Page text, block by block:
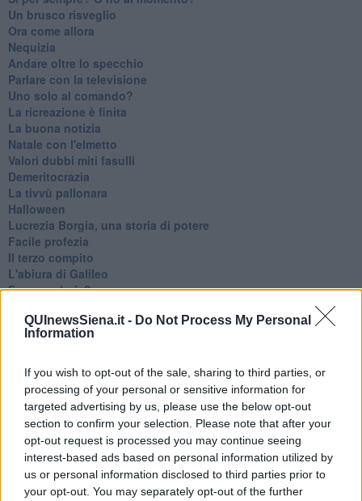
QUInewsSiena.it - Do Not Process My Personal
Information
If you wish to opt-out of the sale, sharing to third parties, or
processing of your personal or sensitive information for
targeted advertising by us, please use the below opt-out
section to confirm your selection. Please note that after your
opt-out request is processed you may continue seeing
interest-based ads based on personal information utilized by
us or personal information disclosed to third parties prior to
your opt-out. You may separately opt-out of the further
Un brusco risveglio
Ora come allora
Nequizia
Andare oltre lo specchio
Parlare con la televisione
Uno solo al comando?
La ricreazione è finita
La buona notizia
Natale con l'elmetto
Valori dubbi miti fasulli
Demeritocrazia
La tivvù pallonara
Halloween
​Lucrezia Borgia, una storia di potere
Facile profezia
Il terzo compito
L'abiura di Galileo
Fu vera gloria?
La truffa all'anziano
Alla fermata dell'autobus
Diseducazione televisiva e inerzia della politica
Foto storica
Esequie solenni
Nostalgia del sangue blu
Teste calde
Non avere e non essere
Armiamoci e... avviatevi
Da Capodanno a Carnevale